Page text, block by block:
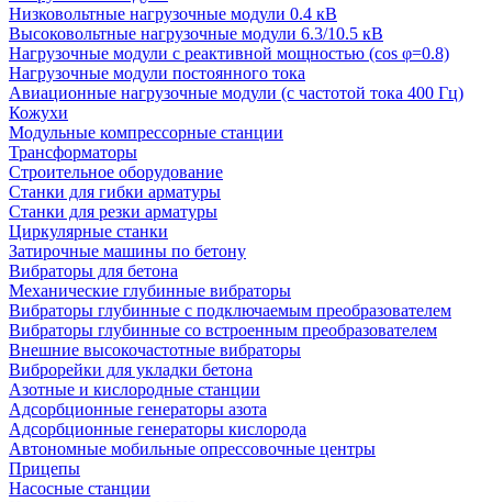
Низковольтные нагрузочные модули 0.4 кВ
Высоковольтные нагрузочные модули 6.3/10.5 кВ
Нагрузочные модули с реактивной мощностью (cos φ=0.8)
Нагрузочные модули постоянного тока
Авиационные нагрузочные модули (с частотой тока 400 Гц)
Кожухи
Модульные компрессорные станции
Трансформаторы
Строительное оборудование
Станки для гибки арматуры
Станки для резки арматуры
Циркулярные станки
Затирочные машины по бетону
Вибраторы для бетона
Механические глубинные вибраторы
Вибраторы глубинные с подключаемым преобразователем
Вибраторы глубинные со встроенным преобразователем
Внешние высокочастотные вибраторы
Виброрейки для укладки бетона
Азотные и кислородные станции
Адсорбционные генераторы азота
Адсорбционные генераторы кислорода
Автономные мобильные опрессовочные центры
Прицепы
Насосные станции